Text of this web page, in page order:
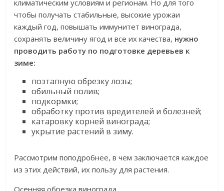
климатическим условиям и регионам. Но для того
чтобы получать стабильные, высокие урожаи
каждый год, повышать иммунитет винограда,
сохранять величину ягод и все их качества, нужно
проводить работу по подготовке деревьев к
зиме:
поэтапную обрезку лозы;
обильный полив;
подкормки;
обработку против вредителей и болезней;
катаровку корней винограда;
укрытие растений в зиму.
Рассмотрим поподробнее, в чем заключается каждое
из этих действий, их пользу для растения.